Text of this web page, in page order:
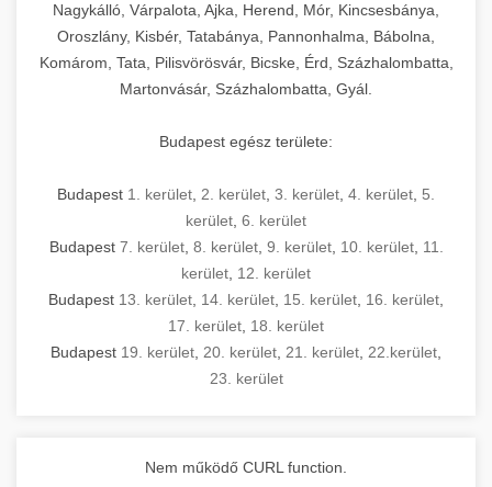
Nagykálló, Várpalota, Ajka, Herend, Mór, Kincsesbánya,
Oroszlány, Kisbér, Tatabánya, Pannonhalma, Bábolna,
Komárom, Tata, Pilisvörösvár, Bicske, Érd, Százhalombatta,
Martonvásár, Százhalombatta, Gyál.
Budapest egész területe:
Budapest 1. kerület 2. kerület 3. kerület 4. kerület 5.
kerület 6. kerület
Budapest 7. kerület, 8. kerület, 9. kerület, 10. kerület, 11.
kerület 12. kerület
Budapest 13. kerület 14. kerület 15. kerület 16. kerület
17. kerület 18. kerület
Budapest 19. kerület 20. kerület 21. kerület 22.kerület
23. kerület
Nem működő CURL function.